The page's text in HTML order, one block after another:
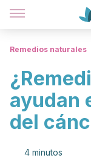
Remedios naturales
ayudan
del
4 minutos